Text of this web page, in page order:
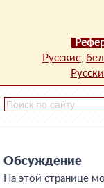
Русские,
Обсуждение
На этой странице